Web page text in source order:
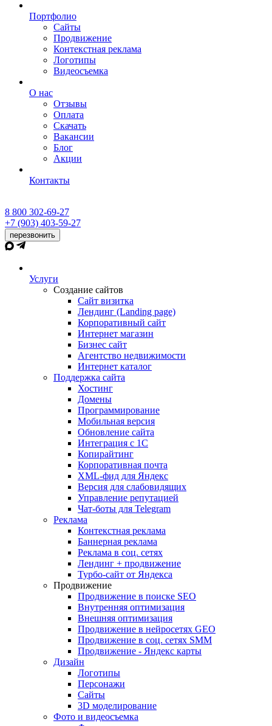
Портфолио
Сайты
Продвижение
Контекстная реклама
Логотипы
Видеосъемка
О нас
Отзывы
Оплата
Скачать
Вакансии
Блог
Акции
Контакты
8 800 302-69-27
+7 (903) 403-59-27
перезвонить
Услуги
Создание сайтов
Сайт визитка
Лендинг (Landing page)
Корпоративный сайт
Интернет магазин
Бизнес сайт
Агентство недвижимости
Интернет каталог
Поддержка сайта
Хостинг
Домены
Программирование
Мобильная версия
Обновление сайта
Интеграция с 1С
Копирайтинг
Корпоративная почта
XML-фид для Яндекс
Версия для слабовидящих
Управление репутацией
Чат-боты для Telegram
Реклама
Контекстная реклама
Баннерная реклама
Реклама в соц. сетях
Лендинг + продвижение
Турбо-сайт от Яндекса
Продвижение
Продвижение в поиске SEO
Внутренняя оптимизация
Внешняя оптимизация
Продвижение в нейросетях GEO
Продвижение в соц. сетях SMM
Продвижение - Яндекс карты
Дизайн
Логотипы
Персонажи
Сайты
3D моделирование
Фото и видеосъемка